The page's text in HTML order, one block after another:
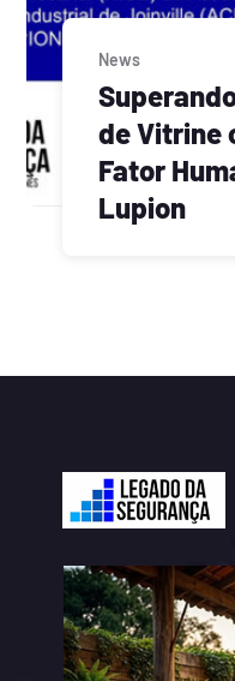
News
de Vitrine
Fator
Lupion